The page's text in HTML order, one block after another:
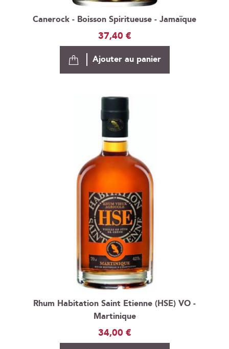
Canerock - Boisson Spiritueuse - Jamaïque
37,40 €
Ajouter au panier
Rhum Habitation Saint Etienne (HSE) VO -
Martinique
34,00 €